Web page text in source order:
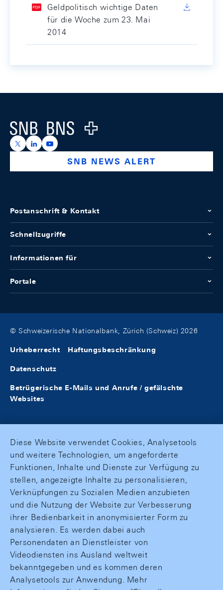
Geldpolitisch wichtige Daten
für die Woche zum 23. Mai
2014
Logo
https://x.com/snb_bns
https://ch.linkedin.com/company/swiss-national-
https://www.youtube.com/@swissnationalbank
SNB NEWS ALERT
Postanschrift & Kontakt
Schnellzugriffe
Informationen für
Portale
© Schweizerische Nationalbank, Zürich (Schweiz) 2026
Urheberrecht Haftungsbeschränkung
Datenschutz
Betrügerische E-Mails und Anrufe / gefälschte
Websites
Diese Website verwendet Cookies, Analysetools
und weitere Technologien, um angeforderte
Funktionen, Inhalte und Dienste zur Verfügung zu
stellen, angezeigte Inhalte zu personalisieren,
Verknüpfungen zu Sozialen Medien anzubieten
und die Nutzung der Website zur Verbesserung
ihrer Bedienbarkeit in anonymisierter Form zu
analysieren. Es werden dabei auch
Personendaten an Dienstleister von
Videodiensten ins Ausland weltweit
bekanntgegeben und es kommen deren
Analysetools zur Anwendung. Mehr